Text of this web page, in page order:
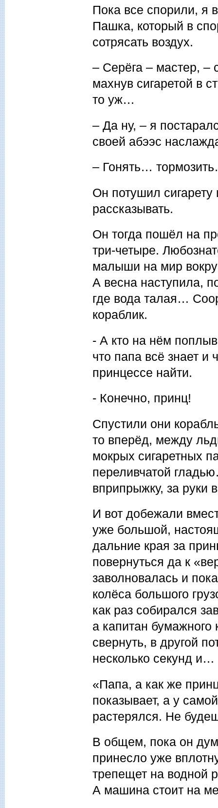
Пока все спорили, я
Пашка, который в
сотрясать воздух.
– Серёга – мастер, –
махнув сигаретой в
то уж…
– Да ну, – я
своей абээс
– Гонять…
Он потушил
рассказывать.
Он тогда пошёл на
три-четыре.
малыши на мир
А весна наступила,
где вода талая…
кораблик.
- А кто на нём
что папа всё знает и
принцессе найти.
- Конечно, принц!
Спустили они
то вперёд, между
мокрых сигаретных
переливчатой
вприпрыжку, за руки
И вот добежали
уже большой,
дальние края за
повернуться да к
заволновалась и
колёса большого
как раз собирался
а капитан
свернуть, в другой
несколько секунд и…
«Папа, а как же
показывает, а у
растерялся. Не
В общем, пока он
принесло уже
трепещет на водной
А машина стоит на